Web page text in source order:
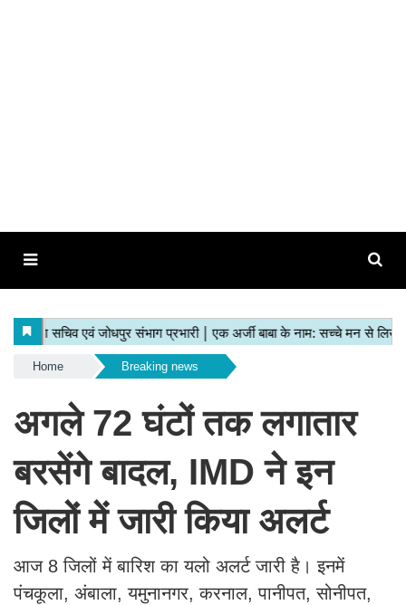
Home Breaking news
अगले 72 घंटों तक लगातार
बरसेंगे बादल, IMD ने इन
जिलों में जारी किया अलर्ट
आज 8 जिलों में बारिश का यलो अलर्ट जारी है। इनमें
पंचकूला, अंबाला, यमुनानगर, करनाल, पानीपत, सोनीपत,